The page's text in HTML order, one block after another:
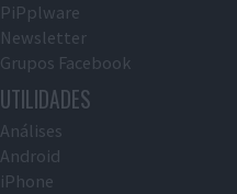
PiPplware
Newsletter
Grupos Facebook
UTILIDADES
Análises
Android
iPhone